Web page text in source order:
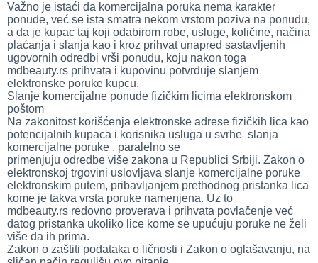
Važno je istaći da komercijalna poruka nema karakter
ponude, već se ista smatra nekom vrstom poziva na ponudu,
a da je kupac taj koji odabirom robe, usluge, količine, načina
plaćanja i slanja kao i kroz prihvat unapred sastavljenih
ugovornih odredbi vrši ponudu, koju nakon toga
mdbeauty.rs prihvata i kupovinu potvrđuje slanjem
elektronske poruke kupcu.
Slanje komercijalne ponude fizičkim licima elektronskom
poštom
Na zakonitost korišćenja elektronske adrese fizičkih lica kao
potencijalnih kupaca i korisnika usluga u svrhe slanja
komercijalne poruke , paralelno se
primenjuju odredbe više zakona u Republici Srbiji. Zakon o
elektronskoj trgovini uslovljava slanje komercijalne poruke
elektronskim putem, pribavljanjem prethodnog pristanka lica
kome je takva vrsta poruke namenjena. Uz to
mdbeauty.rs redovno proverava i prihvata povlačenje već
datog pristanka ukoliko lice kome se upućuju poruke ne želi
više da ih prima.
Zakon o zaštiti podataka o ličnosti i Zakon o oglašavanju, na